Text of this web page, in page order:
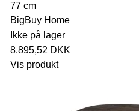
77 cm
BigBuy Home
Ikke på lager
8.895,52 DKK
Vis produkt